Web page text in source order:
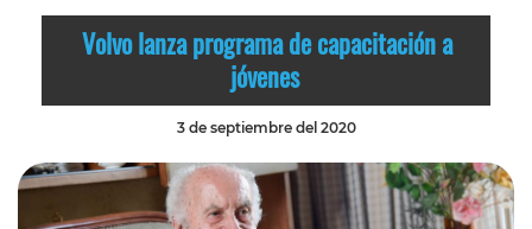
Volvo lanza programa de capacitación a
jóvenes
3 de septiembre del 2020